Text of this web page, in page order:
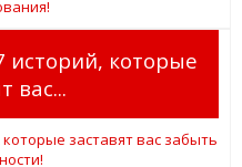
историй, которые
вас...